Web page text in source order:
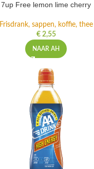
7up Free lemon lime cherry
Frisdrank, sappen, koffie, thee
€2,55
NAAR AH